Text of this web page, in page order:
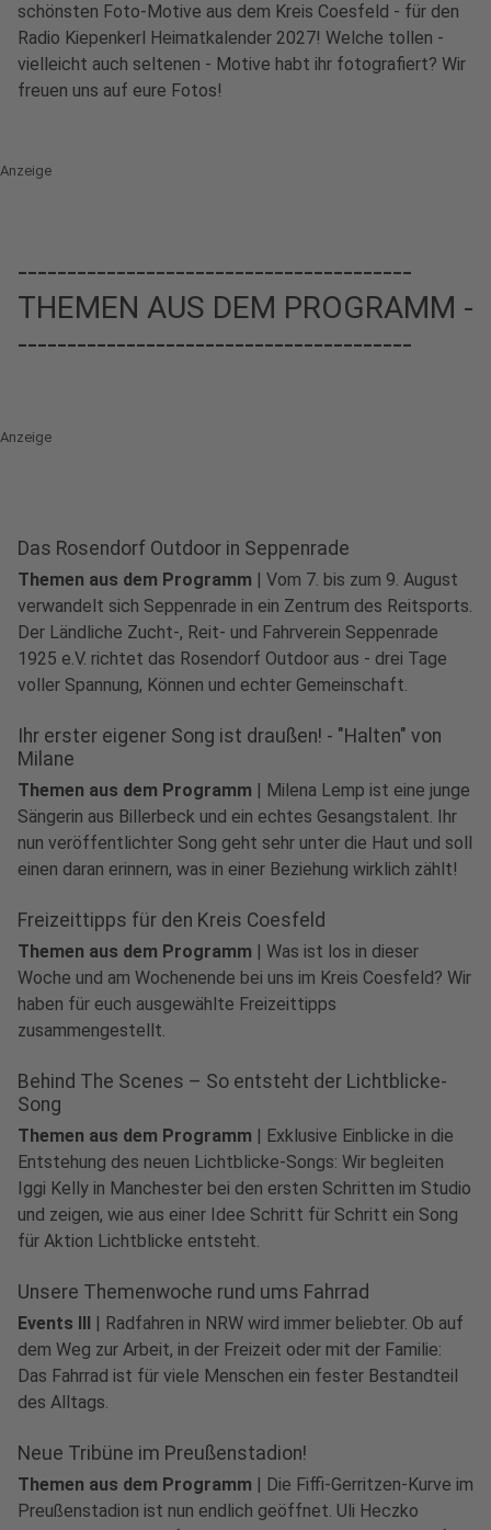
schönsten Foto-Motive aus dem Kreis Coesfeld - für den
Radio Kiepenkerl Heimatkalender 2027! Welche tollen -
vielleicht auch seltenen - Motive habt ihr fotografiert? Wir
freuen uns auf eure Fotos!
Anzeige
----------------------------------------
THEMEN AUS DEM PROGRAMM -
----------------------------------------
Anzeige
Das Rosendorf Outdoor in Seppenrade
Themen aus dem Programm | Vom 7. bis zum 9. August
verwandelt sich Seppenrade in ein Zentrum des Reitsports.
Der Ländliche Zucht-, Reit- und Fahrverein Seppenrade
1925 e.V. richtet das Rosendorf Outdoor aus - drei Tage
voller Spannung, Können und echter Gemeinschaft.
Ihr erster eigener Song ist draußen! - "Halten" von
Milane
Themen aus dem Programm | Milena Lemp ist eine junge
Sängerin aus Billerbeck und ein echtes Gesangstalent. Ihr
nun veröffentlichter Song geht sehr unter die Haut und soll
einen daran erinnern, was in einer Beziehung wirklich zählt!
Freizeittipps für den Kreis Coesfeld
Themen aus dem Programm | Was ist los in dieser
Woche und am Wochenende bei uns im Kreis Coesfeld? Wir
haben für euch ausgewählte Freizeittipps
zusammengestellt.
Behind The Scenes – So entsteht der Lichtblicke-
Song
Themen aus dem Programm | Exklusive Einblicke in die
Entstehung des neuen Lichtblicke-Songs: Wir begleiten
Iggi Kelly in Manchester bei den ersten Schritten im Studio
und zeigen, wie aus einer Idee Schritt für Schritt ein Song
für Aktion Lichtblicke entsteht.
Unsere Themenwoche rund ums Fahrrad
Events III | Radfahren in NRW wird immer beliebter. Ob auf
dem Weg zur Arbeit, in der Freizeit oder mit der Familie:
Das Fahrrad ist für viele Menschen ein fester Bestandteil
des Alltags.
Neue Tribüne im Preußenstadion!
Themen aus dem Programm | Die Fiffi-Gerritzen-Kurve im
Preußenstadion ist nun endlich geöffnet. Uli Heczko